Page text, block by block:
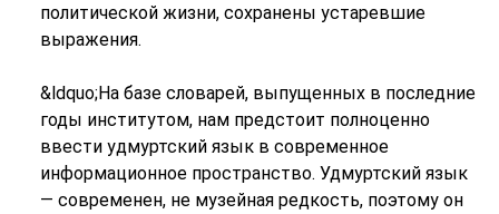
политической жизни, сохранены устаревшие
выражения.
&ldquo;На базе словарей, выпущенных в последние
годы институтом, нам предстоит полноценно
ввести удмуртский язык в современное
информационное пространство. Удмуртский язык
— современен, не музейная редкость, поэтому он